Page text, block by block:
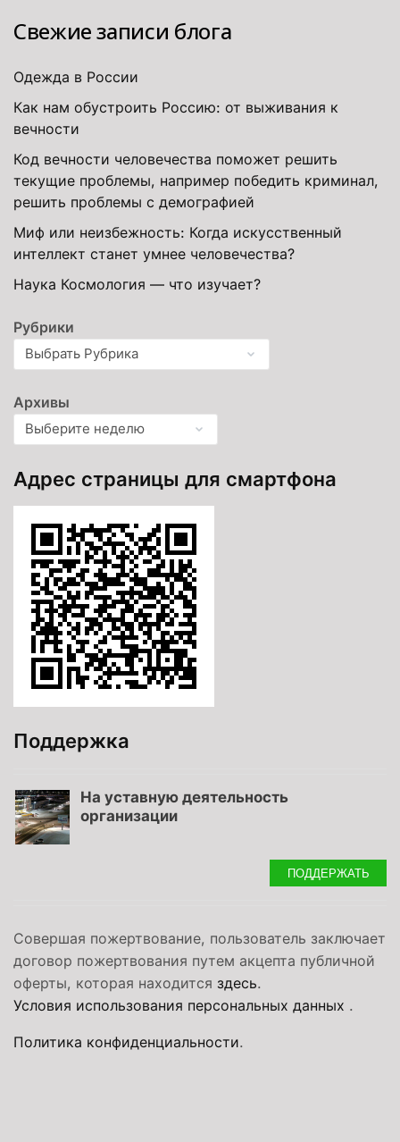
Свежие записи блога
Одежда в России
Как нам обустроить Россию: от выживания к
вечности
Код вечности человечества поможет решить
текущие проблемы, например победить криминал,
решить проблемы с демографией
Миф или неизбежность: Когда искусственный
интеллект станет умнее человечества?
Наука Космология — что изучает?
Рубрики
Архивы
Адрес страницы для смартфона
Поддержка
На уставную деятельность
организации
ПОДДЕРЖАТЬ
Совершая пожертвование, пользователь заключает
договор пожертвования путем акцепта публичной
оферты, которая находится здесь.
Условия использования персональных данных .
Политика конфиденциальности.